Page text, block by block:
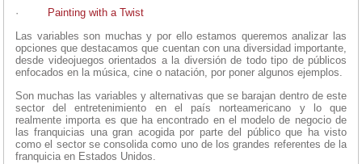
·
Painting with a Twist
Las variables son muchas y por ello estamos queremos analizar las
opciones que destacamos que cuentan con una diversidad importante,
desde videojuegos orientados a la diversión de todo tipo de públicos
enfocados en la música, cine o natación, por poner algunos ejemplos.
Son muchas las variables y alternativas que se barajan dentro de este
sector del entretenimiento en el país norteamericano y lo que
realmente importa es que ha encontrado en el modelo de negocio de
las franquicias una gran acogida por parte del público que ha visto
como el sector se consolida como uno de los grandes referentes de la
franquicia en Estados Unidos.